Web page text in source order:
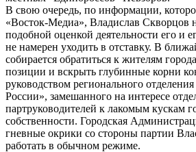
В свою очередь, по информации,
«Восток-Медиа», Владислав Скворцов
подобной оценкой деятельности его и
не намерен уходить в отставку. В
собирается обратиться к жителям
позиции и вскрыть глубинные корни
руководством регионального
России», замешанного на интересе
партруководителей к лакомым кускам
собственности. Городская
гневные окрики со стороны партии
работать в обычном режиме.